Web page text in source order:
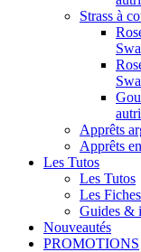
Strass à
Apprêts
Apprêts
Les Tutos
Les Tutos
Les
Guides &
Nouveautés
PROMOTIONS